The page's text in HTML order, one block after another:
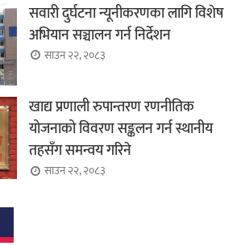
सवारी दुर्घटना न्यूनीकरणका लागि विशेष
अभियान सञ्चालन गर्न निर्देशन
साउन २२, २०८३
खाद्य प्रणाली रुपान्तरण रणनीतिक
योजनाको विवरण सङ्कलन गर्न स्थानीय
तहसँग समन्वय गरिने
साउन २२, २०८३